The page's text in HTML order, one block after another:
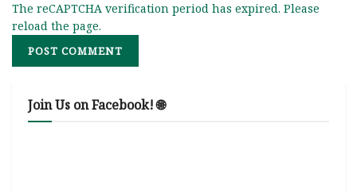
The reCAPTCHA verification period has expired. Please
reload the page.
Join Us on Facebook! 🌐